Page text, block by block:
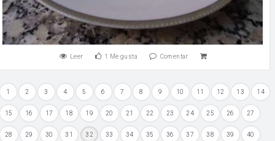
Leer 1 Me gusta Comentar
1 2 3 4 5 6 7 8 9 10 11 12 13 14
15 16 17 18 19 20 21 22 23 24 25 26 27
28 29 30 31 32 33 34 35 36 37 38 39 40